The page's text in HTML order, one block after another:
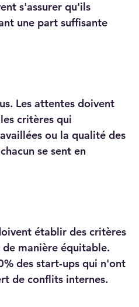
s'assurer qu'ils
une part suffisante
Les attentes doivent
critères qui
ou la qualité des
se sent en
établir des critères
manière équitable.
des start-ups qui n'ont
de conflits internes.